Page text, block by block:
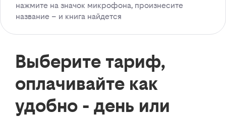
нажмите на значок микрофона, произнесите
название – и книга найдется
Выберите тариф,
оплачивайте как
удобно - день или